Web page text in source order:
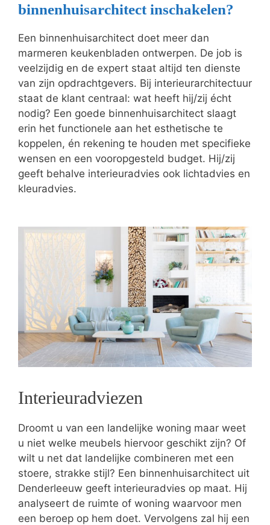
binnenhuisarchitect inschakelen?
Een binnenhuisarchitect doet meer dan
marmeren keukenbladen ontwerpen. De job is
veelzijdig en de expert staat altijd ten dienste
van zijn opdrachtgevers. Bij interieurarchitectuur
staat de klant centraal: wat heeft hij/zij écht
nodig? Een goede binnenhuisarchitect slaagt
erin het functionele aan het esthetische te
koppelen, én rekening te houden met specifieke
wensen en een vooropgesteld budget. Hij/zij
geeft behalve interieuradvies ook lichtadvies en
kleuradvies.
Interieuradviezen
Droomt u van een landelijke woning maar weet
u niet welke meubels hiervoor geschikt zijn? Of
wilt u net dat landelijke combineren met een
stoere, strakke stijl? Een binnenhuisarchitect uit
Denderleeuw geeft interieuradvies op maat. Hij
analyseert de ruimte of woning waarvoor men
een beroep op hem doet. Vervolgens zal hij een